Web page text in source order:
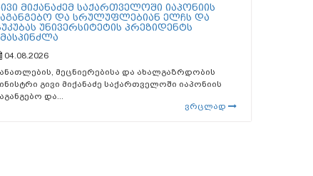
მიქანაძემ საქართველოში იაპონიის
და სრულუფლებიან ელჩს და
უნივერსიტეტის პრეზიდენტს
04.08.2026
მეცნიერებისა და ახალგაზრდობის
გივი მიქანაძე საქართველოში იაპონიის
და...
ვრცლად